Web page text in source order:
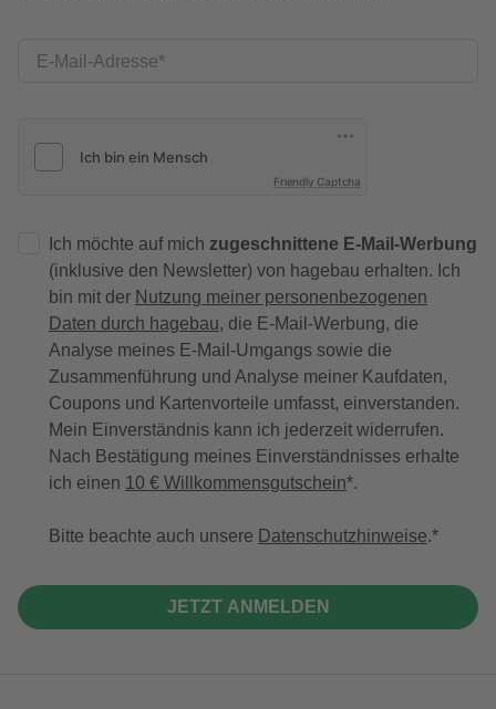
E-Mail-Adresse
Friendly Captcha
Ich möchte auf mich zugeschnittene E-Mail-Werbung
(inklusive den Newsletter) von hagebau erhalten. Ich
bin mit der Nutzung meiner personenbezogenen
Daten durch hagebau, die E-Mail-Werbung, die
Analyse meines E-Mail-Umgangs sowie die
Zusammenführung und Analyse meiner Kaufdaten,
Coupons und Kartenvorteile umfasst, einverstanden.
Mein Einverständnis kann ich jederzeit widerrufen.
Nach Bestätigung meines Einverständnisses erhalte
ich einen 10 € Willkommensgutschein*.
Bitte beachte auch unsere Datenschutzhinweise.
JETZT ANMELDEN